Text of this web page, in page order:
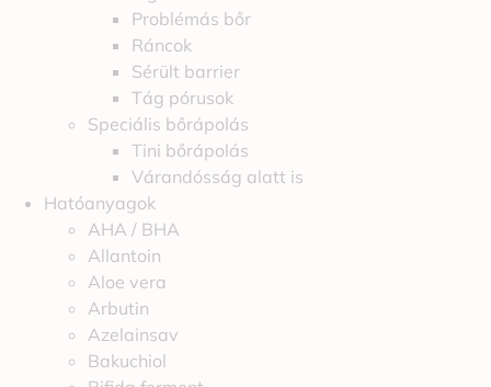
Problémás bőr
Ráncok
Sérült barrier
Tág pórusok
Speciális bőrápolás
Tini bőrápolás
Várandósság alatt is
Hatóanyagok
AHA / BHA
Allantoin
Aloe vera
Arbutin
Azelainsav
Bakuchiol